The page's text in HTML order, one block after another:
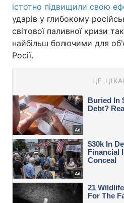
істотно підвищили свою
ударів у глибокому
світової паливної кризи
найбільш болючими для
Росії.